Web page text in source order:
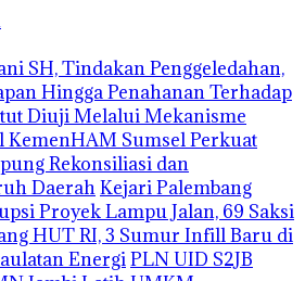
SH, Tindakan Penggeledahan,
Hingga Penahanan Terhadap
Diuji Melalui Mekanisme
KemenHAM Sumsel Perkuat
Rekonsiliasi dan
DaerahKejari Palembang
Proyek Lampu Jalan, 69 Saksi
HUT RI, 3 Sumur Infill Baru di
EnergiPLN UID S2JB